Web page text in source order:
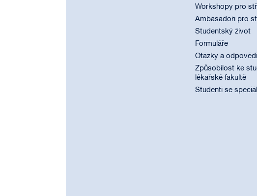
Workshopy pro
Ambasadoři pro
Studentský život
Formuláře
Otázky a odpovědi
Způsobilost ke
lékařské fakultě
Studenti se